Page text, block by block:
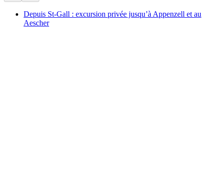
Depuis St-Gall : excursion privée jusqu’à Appenzell et au
Aescher